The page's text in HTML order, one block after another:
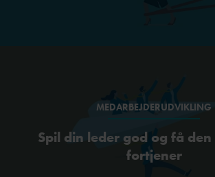
MEDARBEJDERUDVIKLING
Spil din leder god og få
fortjener